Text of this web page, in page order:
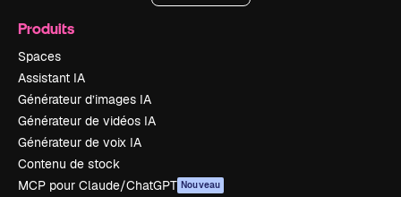
Produits
Spaces
Assistant IA
Générateur d’images IA
Générateur de vidéos IA
Générateur de voix IA
Contenu de stock
MCP pour Claude/ChatGPT Nouveau